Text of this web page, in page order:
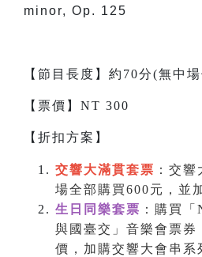
minor, Op. 125
【節目長度】約70分(無中
【票價】NT 300
【折扣方案】
交響大滿貫套票 ：交
場全部購買600元，並
生日同樂套票 ：購買
與國臺交」音樂會票券
價，加購交響大會串系